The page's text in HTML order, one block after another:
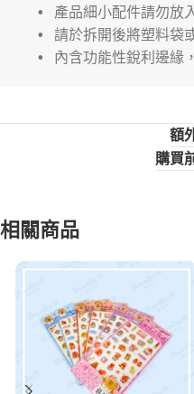
• 產品細小配件請勿放
• 請於拆開後將塑料袋
• 內含功能性銳利邊緣
額
購買
相關商品